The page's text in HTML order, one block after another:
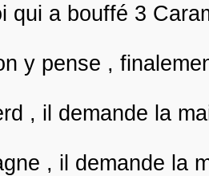
qui a bouffé 3
y pense ,
, il demande la
, il demande la